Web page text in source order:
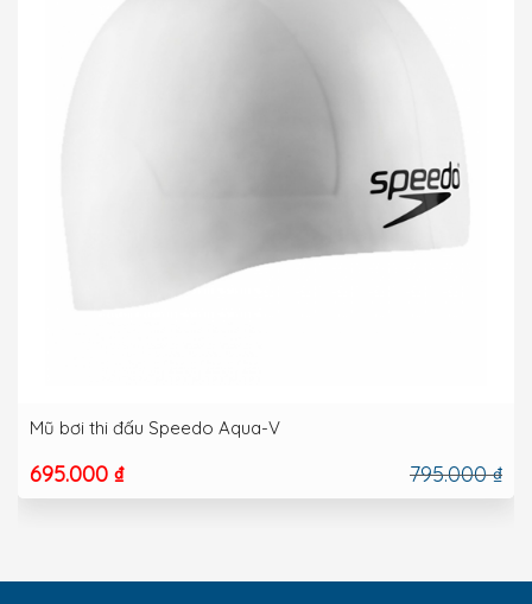
Mũ bơi thi đấu Speedo Aqua-V
695.000 ₫ 795.000 ₫